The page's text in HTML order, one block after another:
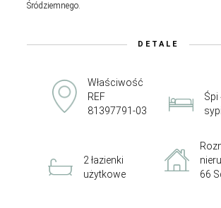
Śródziemnego.
DETALE
Właściwość
REF
81397791-03
Śpi
2 łazienki
użytkowe
66